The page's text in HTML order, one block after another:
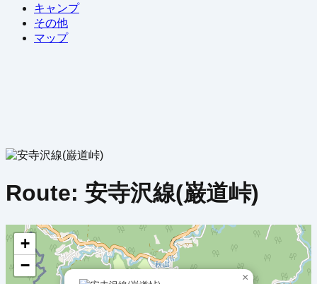
キャンプ
その他
マップ
Route: 安寺沢線(巌道峠)
×
+
−